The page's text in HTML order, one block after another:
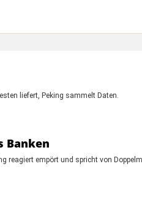
liefert, Peking sammelt Daten.
Banken
reagiert empört und spricht von